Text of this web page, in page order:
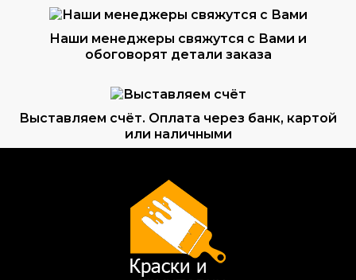
Наши менеджеры свяжутся с Вами и
обоговорят детали заказа
Выставляем счёт. Оплата через банк, картой
или наличными
Формируем заказ и отправляем транспортной
компанией